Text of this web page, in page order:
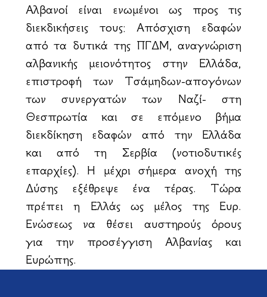
Αλβανοί είναι ενωμένοι ως προς τις
διεκδικήσεις τους: Απόσχιση εδαφών
από τα δυτικά της ΠΓΔΜ, αναγνώριση
αλβανικής μειονότητος στην Ελλάδα,
επιστροφή των Τσάμηδων-απογόνων
των συνεργατών των Ναζί- στη
Θεσπρωτία και σε επόμενο βήμα
διεκδίκηση εδαφών από την Ελλάδα
και από τη Σερβία (νοτιοδυτικές
επαρχίες). Η μέχρι σήμερα ανοχή της
Δύσης εξέθρεψε ένα τέρας. Τώρα
πρέπει η Ελλάς ως μέλος της Ευρ.
Ενώσεως να θέσει αυστηρούς όρους
για την προσέγγιση Αλβανίας και
Ευρώπης.